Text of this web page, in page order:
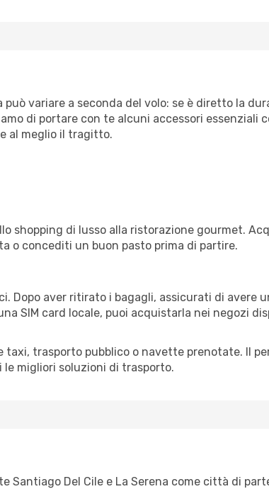
variare a seconda del volo: se è diretto la
di portare con te alcuni accessori essenziali
al meglio il tragitto.
shopping di lusso alla ristorazione gourmet.
o concediti un buon pasto prima di partire.
Dopo aver ritirato i bagagli, assicurati di avere
SIM card locale, puoi acquistarla nei negozi
trasporto pubblico o navette prenotate. Il
migliori soluzioni di trasporto.
Santiago Del Cile e La Serena come città di